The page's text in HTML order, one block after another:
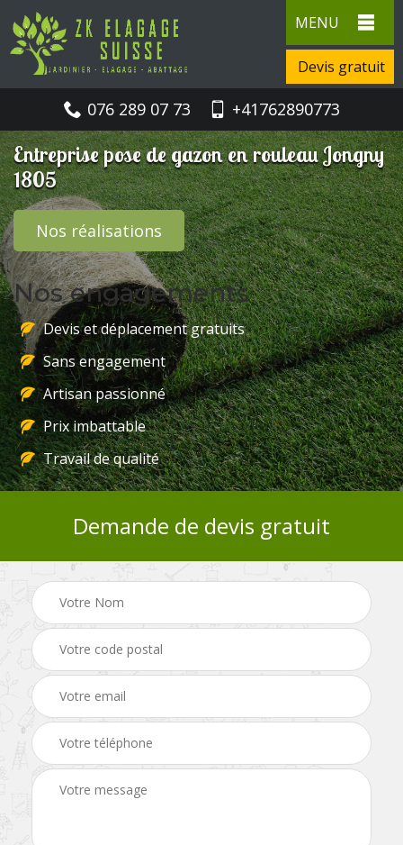
MENU
Devis gratuit
076 289 07 73 +41762890773
Entreprise pose de gazon en rouleau Jongny
1805
Nos réalisations
Nos engagements
Devis et déplacement gratuits
Sans engagement
Artisan passionné
Prix imbattable
Travail de qualité
Demande de devis gratuit